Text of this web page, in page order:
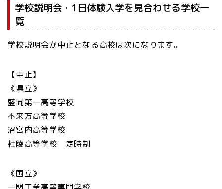
学校説明会・1日体験入学を見合わせる学校一
覧
学校説明会が中止となる高校は次になります。
【中止】
《県立》
盛岡第一高等学校
不来方高等学校
沼宮内高等学校
杜陵高等学校 定時制
《国立》
一関工業高等専門学校